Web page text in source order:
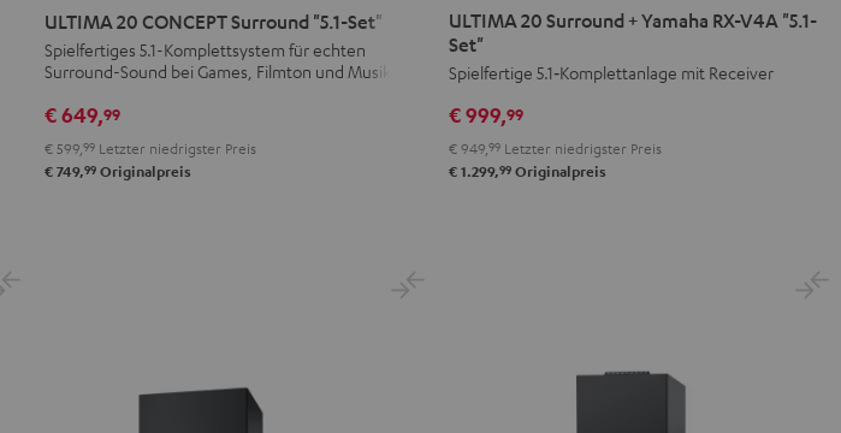
20
CONCEPT
Surround
Set"
Schwarz
20
CONCEPT
Surround
Set"
Weiß
ULTIMA 20 CONCEPT Surround "5.1-Set"
Spielfertiges 5.1-Komplettsystem für echten
Surround-Sound bei Games, Filmton und Musik
€ 649,99
€ 599, 99 Letzter niedrigster Preis
€ 749,99 Originalpreis
20
Surround
+
RX-
V4A
20
+
RX-
V4A
ULTIMA 20 Surround + Yamaha RX-V4A "5.1-
Set"
Spielfertige 5.1‑Komplettanlage mit Receiver
€ 999,99
€ 949, 99 Letzter niedrigster Preis
€ 1.299,99 Originalpreis